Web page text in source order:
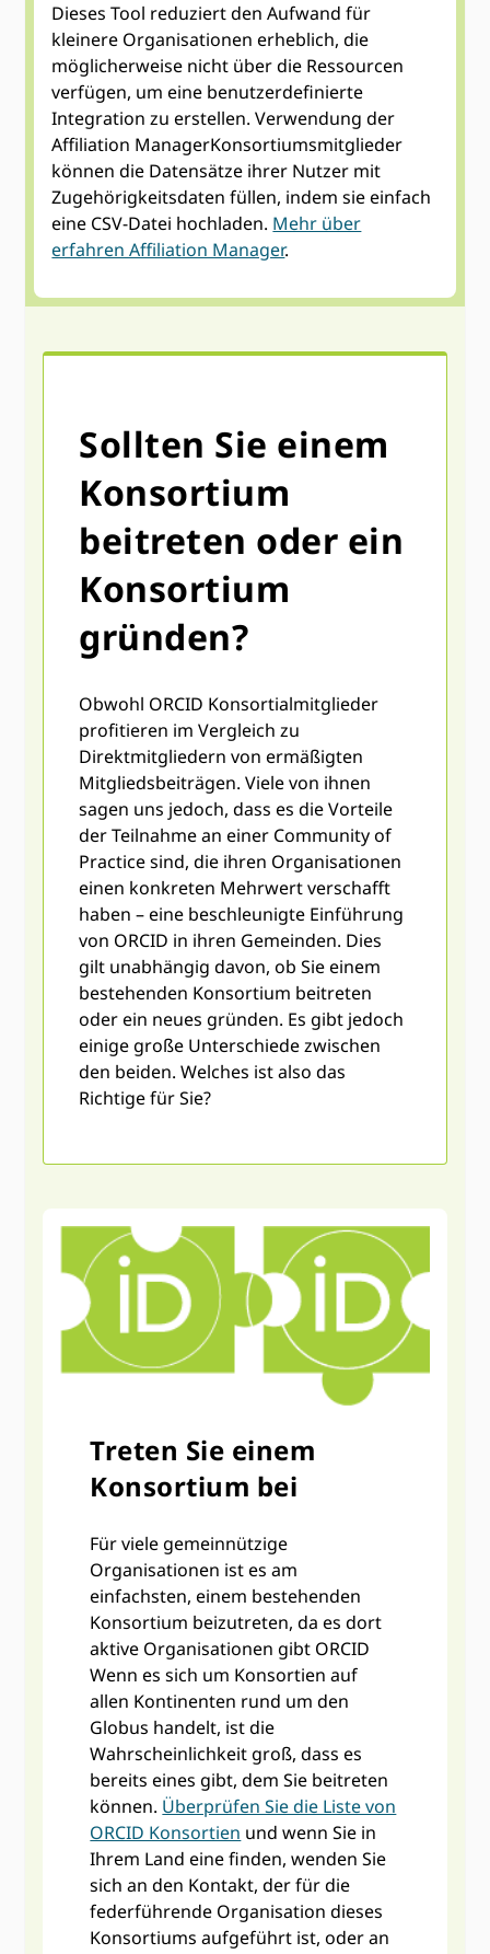
Dieses Tool reduziert den Aufwand für
kleinere Organisationen erheblich, die
möglicherweise nicht über die Ressourcen
verfügen, um eine benutzerdefinierte
Integration zu erstellen. Verwendung der
Affiliation ManagerKonsortiumsmitglieder
können die Datensätze ihrer Nutzer mit
Zugehörigkeitsdaten füllen, indem sie einfach
eine CSV-Datei hochladen. Mehr über
erfahren Affiliation Manager.
Sollten Sie einem
Konsortium
beitreten oder ein
Konsortium
gründen?
Obwohl ORCID Konsortialmitglieder
profitieren im Vergleich zu
Direktmitgliedern von ermäßigten
Mitgliedsbeiträgen. Viele von ihnen
sagen uns jedoch, dass es die Vorteile
der Teilnahme an einer Community of
Practice sind, die ihren Organisationen
einen konkreten Mehrwert verschafft
haben – eine beschleunigte Einführung
von ORCID in ihren Gemeinden. Dies
gilt unabhängig davon, ob Sie einem
bestehenden Konsortium beitreten
oder ein neues gründen. Es gibt jedoch
einige große Unterschiede zwischen
den beiden. Welches ist also das
Richtige für Sie?
Treten Sie einem
Konsortium bei
Für viele gemeinnützige
Organisationen ist es am
einfachsten, einem bestehenden
Konsortium beizutreten, da es dort
aktive Organisationen gibt ORCID
Wenn es sich um Konsortien auf
allen Kontinenten rund um den
Globus handelt, ist die
Wahrscheinlichkeit groß, dass es
bereits eines gibt, dem Sie beitreten
können. Überprüfen Sie die Liste von
ORCID Konsortien und wenn Sie in
Ihrem Land eine finden, wenden Sie
sich an den Kontakt, der für die
federführende Organisation dieses
Konsortiums aufgeführt ist, oder an